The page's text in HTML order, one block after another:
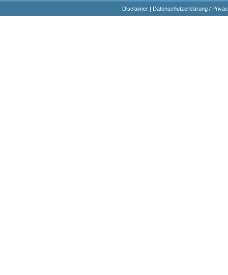
Disclaimer| Datenschutzerklärung /